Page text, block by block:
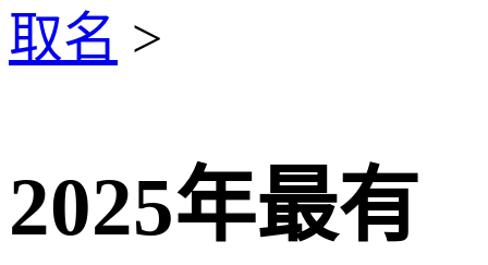
取名 >
2025年最有